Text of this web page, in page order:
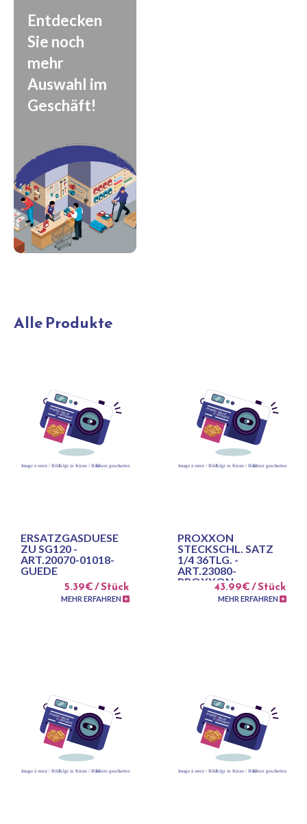
Entdecken
Sie noch
mehr
Auswahl im
Geschäft!
Alle Produkte
ERSATZGASDUESE
ZU SG120 -
ART.20070-01018-
GUEDE
5.39€ / Stück
MEHR ERFAHREN
PROXXON
STECKSCHL. SATZ
1/4 36TLG. -
ART.23080-
PROXXON43.99€ / Stück
MEHR ERFAHREN